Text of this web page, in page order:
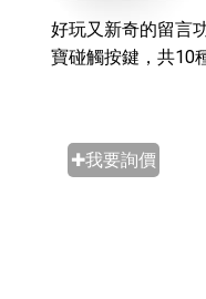
好玩又新奇的留言
寶碰觸按鍵，共10
✚我要詢價